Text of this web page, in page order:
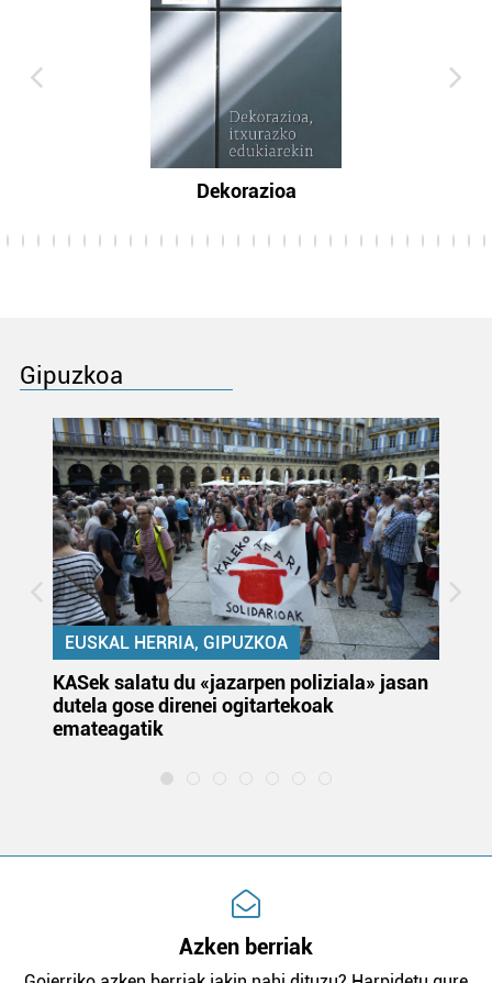
Dekorazioa
Gipuzkoa
EUSKAL HERRIA, GIPUZKOA
KASek salatu du «jazarpen poliziala» jasan
dutela gose direnei ogitartekoak
emateagatik
Azken berriak